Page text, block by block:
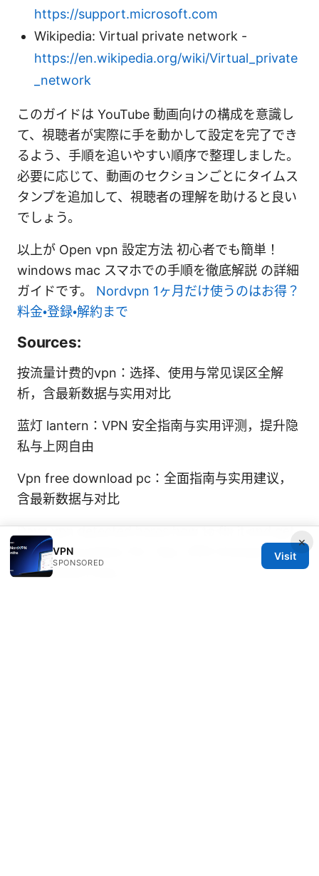
https://support.microsoft.com
Wikipedia: Virtual private network -
https://en.wikipedia.org/wiki/Virtual_private
_network
このガイドは YouTube 動画向けの構成を意識し
て、視聴者が実際に手を動かして設定を完了でき
るよう、手順を追いやすい順序で整理しました。
必要に応じて、動画のセクションごとにタイムス
タンプを追加して、視聴者の理解を助けると良い
でしょう。
以上が Open vpn 設定方法 初心者でも簡単！
windows mac スマホでの手順を徹底解説 の詳細
ガイドです。 Nordvpn 1ヶ月だけ使うのはお得？
料金・登録・解約まで
Sources:
按流量计费的vpn：选择、使用与常见误区全解
析，含最新数据与实用对比
蓝灯 lantern：VPN 安全指南与实用评测，提升隐
私与上网自由
Vpn free download pc：全面指南与实用建议，
含最新数据与对比
Dayz vpn detected heres how to fix it and get
back in the game: Pro Tips, VPN Choices, and
Real-World Fixes
×
VPN
SPONSORED
Visit